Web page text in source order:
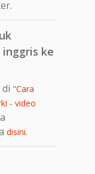
ke
"Cara
- video
disini.